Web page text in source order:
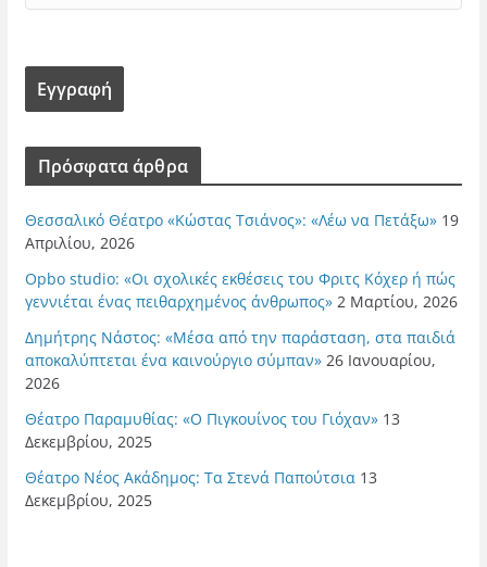
Πρόσφατα άρθρα
Θεσσαλικό Θέατρο «Κώστας Τσιάνος»: «Λέω να Πετάξω» 19
Απριλίου, 2026
Opbo studio: «Οι σχολικές εκθέσεις του Φριτς Κόχερ ή πώς
γεννιέται ένας πειθαρχημένος άνθρωπος» 2 Μαρτίου, 2026
Δημήτρης Νάστος: «Μέσα από την παράσταση, στα παιδιά
αποκαλύπτεται ένα καινούργιο σύμπαν» 26 Ιανουαρίου,
2026
Θέατρο Παραμυθίας: «Ο Πιγκουίνος του Γιόχαν» 13
Δεκεμβρίου, 2025
Θέατρο Νέος Ακάδημος: Τα Στενά Παπούτσια 13
Δεκεμβρίου, 2025